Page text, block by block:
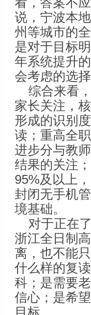
说，宁波本
州等城市的
是对于目标
年系统提升
会考虑的选择
综合来看
家长关注，
形成的识别
读；重高全
进步分与教
结果的关注
95%及以上
封闭无手机
境基础。
对于正在
浙江全日制
离，也不能
什么样的复
科；是需要
信心；是希
目标。